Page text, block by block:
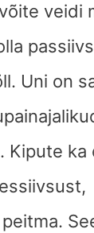
veidi
Uni on
Kipute ka